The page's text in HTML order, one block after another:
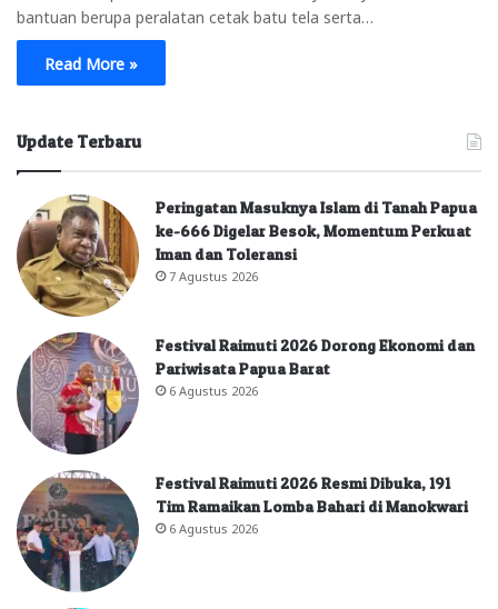
bantuan berupa peralatan cetak batu tela serta…
Read More »
Update Terbaru
Peringatan Masuknya Islam di Tanah Papua
ke-666 Digelar Besok, Momentum Perkuat
Iman dan Toleransi
7 Agustus 2026
Festival Raimuti 2026 Dorong Ekonomi dan
Pariwisata Papua Barat
6 Agustus 2026
Festival Raimuti 2026 Resmi Dibuka, 191
Tim Ramaikan Lomba Bahari di Manokwari
6 Agustus 2026